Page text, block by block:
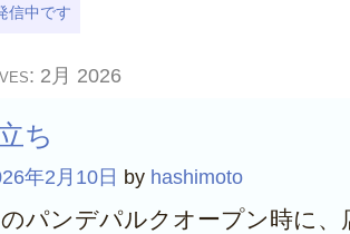
中です
2月 2026
ち
年2月10日 by hashimoto
のパンデパルクオープン時に